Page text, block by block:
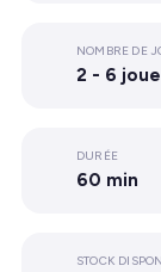
NOMBRE DE
2 - 6
DURÉE
60 min
STOCK